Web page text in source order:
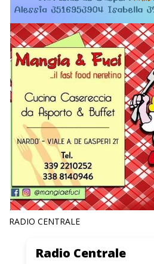
RADIO CENTRALE
Radio Centrale